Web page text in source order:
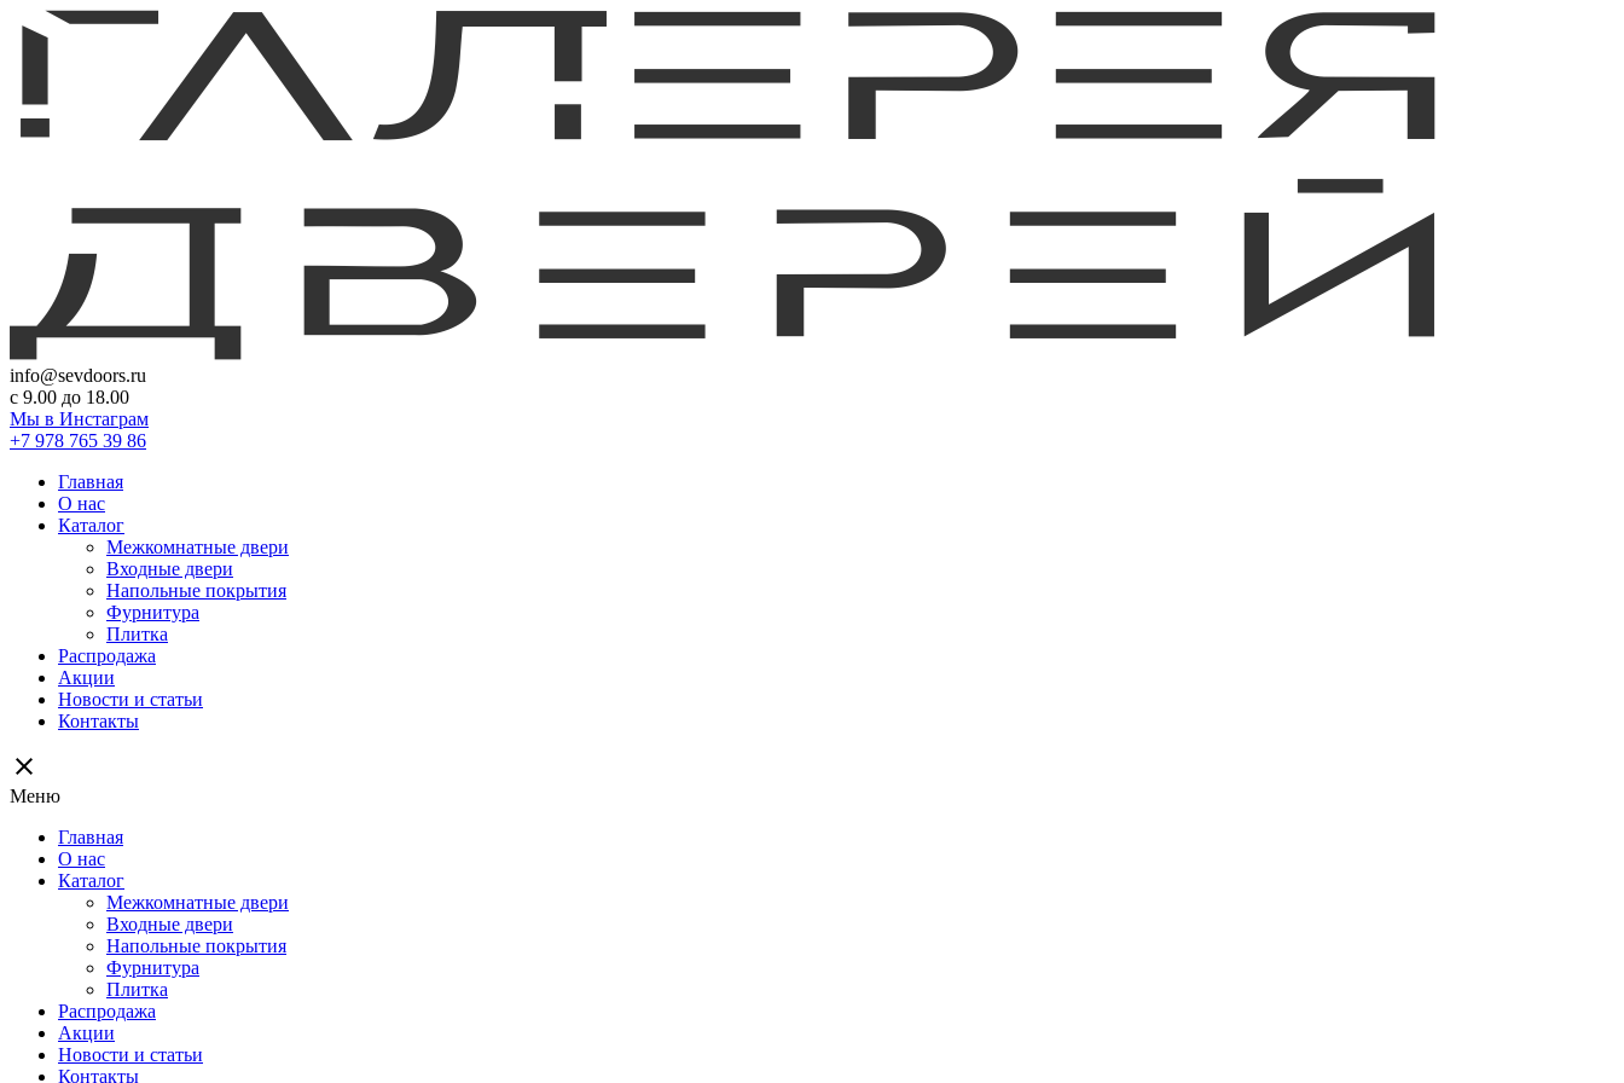
info@sevdoors.ru
c 9.00 до 18.00
Мы в Инстаграм
+7 978 765 39 86
Главная
О нас
Каталог
Межкомнатные двери
Входные двери
Напольные покрытия
Фурнитура
Плитка
Распродажа
Акции
Новости и статьи
Контакты
close
Меню
Главная
О нас
Каталог
Межкомнатные двери
Входные двери
Напольные покрытия
Фурнитура
Плитка
Распродажа
Акции
Новости и статьи
Контакты